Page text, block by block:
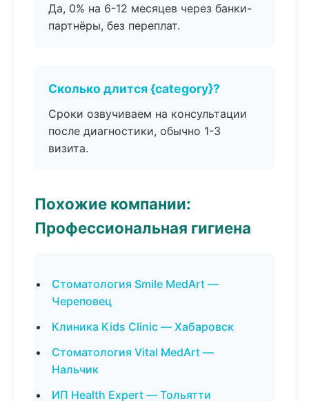
Да, 0% на 6-12 месяцев через банки-
партнёры, без переплат.
Сколько длится {category}?
Сроки озвучиваем на консультации
после диагностики, обычно 1-3
визита.
Похожие компании:
Профессиональная гигиена
Стоматология Smile MedArt —
Череповец
Клиника Kids Clinic — Хабаровск
Стоматология Vital MedArt —
Нальчик
ИП Health Expert — Тольятти